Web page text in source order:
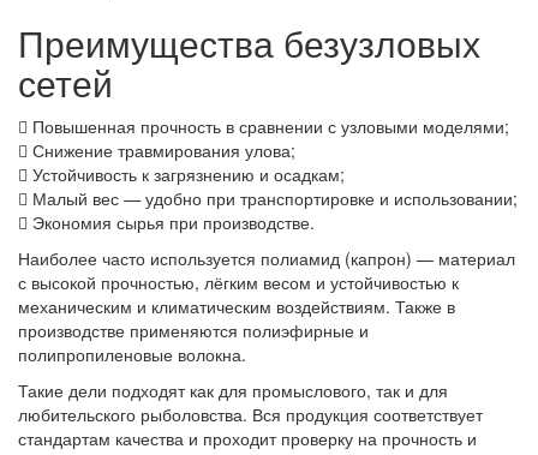
Преимущества безузловых
сетей
Повышенная прочность в сравнении с узловыми моделями;
Снижение травмирования улова;
Устойчивость к загрязнению и осадкам;
Малый вес — удобно при транспортировке и использовании;
Экономия сырья при производстве.
Наиболее часто используется полиамид (капрон) — материал
с высокой прочностью, лёгким весом и устойчивостью к
механическим и климатическим воздействиям. Также в
производстве применяются полиэфирные и
полипропиленовые волокна.
Такие дели подходят как для промыслового, так и для
любительского рыболовства. Вся продукция соответствует
стандартам качества и проходит проверку на прочность и